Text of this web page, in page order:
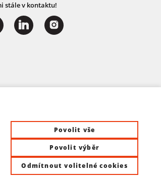
stále v kontaktu!
Povolit vše
Povolit výběr
Odmítnout volitelné cookies